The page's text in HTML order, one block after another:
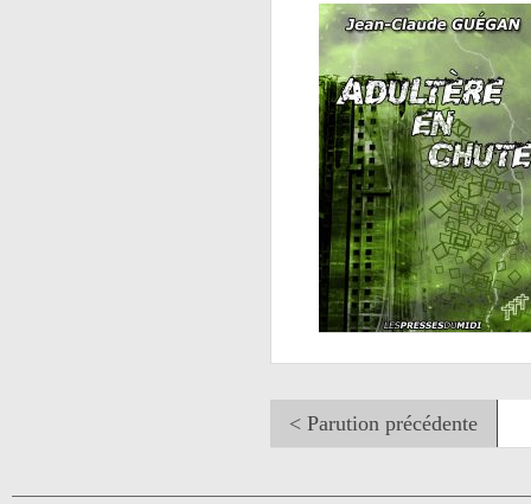
Nostradamus L'immortalité
Tome 1
< Parution précédente